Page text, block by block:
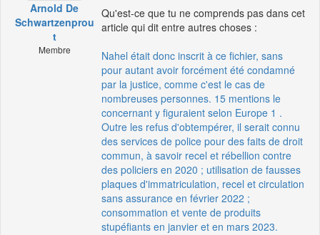
Arnold De
Schwartzenprou
t
Membre
Qu'est-ce que tu ne comprends pas dans cet
article qui dit entre autres choses :
Nahel était donc inscrit à ce fichier, sans
pour autant avoir forcément été condamné
par la justice, comme c'est le cas de
nombreuses personnes. 15 mentions le
concernant y figuraient selon Europe 1 .
Outre les refus d'obtempérer, il serait connu
des services de police pour des faits de droit
commun, à savoir recel et rébellion contre
des policiers en 2020 ; utilisation de fausses
plaques d'immatriculation, recel et circulation
sans assurance en février 2022 ;
consommation et vente de produits
stupéfiants en janvier et en mars 2023.